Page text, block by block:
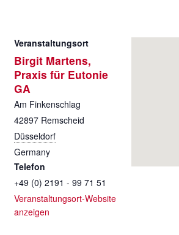
Veranstaltungsort
Birgit Martens,
Praxis für Eutonie
GA
Am Finkenschlag
42897 Remscheid
Düsseldorf
Germany
Telefon
+49 (0) 2191 - 99 71 51
Veranstaltungsort-Website
anzeigen